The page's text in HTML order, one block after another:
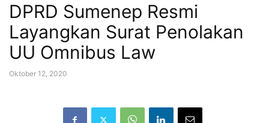
DPRD Sumenep Resmi
Layangkan Surat Penolakan
UU Omnibus Law
Oktober 12, 2020